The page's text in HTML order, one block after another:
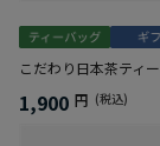
こだわり日本茶ティ
1,900 円 (税込)